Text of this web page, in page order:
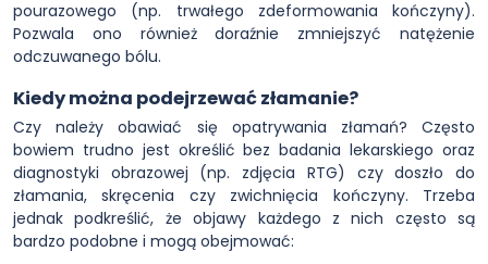
pourazowego (np. trwałego zdeformowania kończyny).
Pozwala ono również doraźnie zmniejszyć natężenie
odczuwanego bólu.
Kiedy można podejrzewać złamanie?
Czy należy obawiać się opatrywania złamań? Często
bowiem trudno jest określić bez badania lekarskiego oraz
diagnostyki obrazowej (np. zdjęcia RTG) czy doszło do
złamania, skręcenia czy zwichnięcia kończyny. Trzeba
jednak podkreślić, że objawy każdego z nich często są
bardzo podobne i mogą obejmować: